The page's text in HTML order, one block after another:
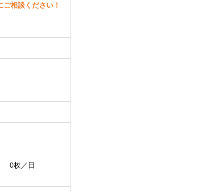
相談ください！
0枚／日